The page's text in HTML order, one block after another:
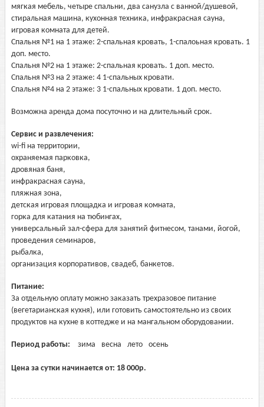
мягкая мебель, четыре спальни, два санузла с ванной/душевой,
стиральная машина, кухонная техника, инфракрасная сауна,
игровая комната для детей.
Спальня №1 на 1 этаже: 2-спальная кровать, 1-спалоьная кровать. 1
доп. место.
Спальня №2 на 1 этаже: 2-спальная кровать. 1 доп. место.
Спальня №3 на 2 этаже: 4 1-спальных кровати.
Спальня №4 на 2 этаже: 3 1-спальных кровати. 1 доп. место.
Возможна аренда дома посуточно и на длительный срок.
Сервис и развлечения:
wi-fi на территории,
охраняемая парковка,
дровяная баня,
инфракрасная сауна,
пляжная зона,
детская игровая площадка и игровая комната,
горка для катания на тюбингах,
универсальный зал-сфера для занятий фитнесом, танами, йогой,
проведения семинаров,
рыбалка,
организация корпоративов, свадеб, банкетов.
Питание:
За отдельную оплату можно заказать трехразовое питание
(вегетарианская кухня), или готовить самостоятельно из своих
продуктов на кухне в коттедже и на мангальном оборудовании.
Период работы: зима весна лето осень
Цена за сутки начинается от: 18 000р.